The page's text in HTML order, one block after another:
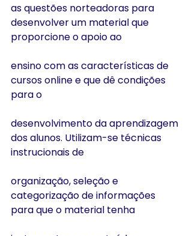
as questões norteadoras para
desenvolver um material que
proporcione o apoio ao
ensino com as características de
cursos online e que dê condições
para o
desenvolvimento da aprendizagem
dos alunos. Utilizam-se técnicas
instrucionais de
organização, seleção e
categorização de informações
para que o material tenha